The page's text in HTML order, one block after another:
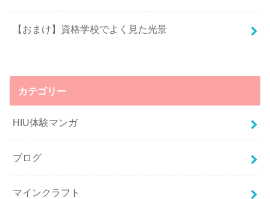
【おまけ】資格学校でよく見た光景
カテゴリー
HIU体験マンガ
ブログ
マインクラフト